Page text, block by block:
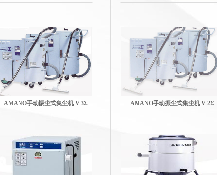
AMANO手动振尘式集尘机 V-3Σ AMANO手动振尘式集尘机 V-2Σ